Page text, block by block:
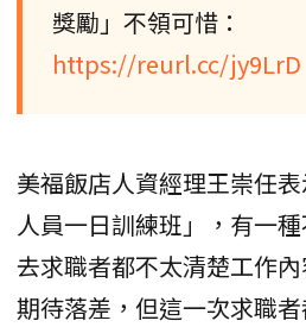
獎勵」不領可惜：
https://reurl.cc/jy9LrD
美福飯店人資經理王崇任
人員一日訓練班」，有一
去求職者都不太清楚工作
期待落差，但這一次求職